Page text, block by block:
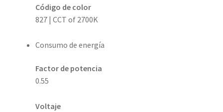
Código de color
827 | CCT of 2700K
Consumo de energía
Factor de potencia
0.55
Voltaje